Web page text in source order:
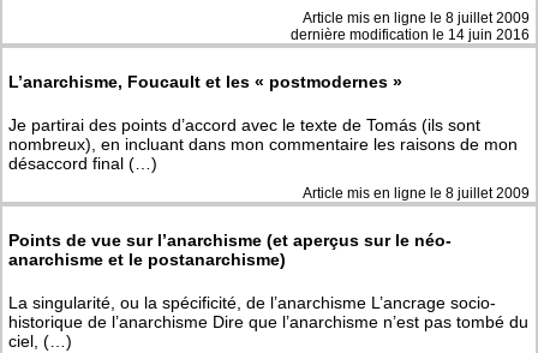
Article mis en ligne le 8 juillet 2009
dernière modification le 14 juin 2016
L’anarchisme, Foucault et les « postmodernes »
Je partirai des points d’accord avec le texte de Tomás (ils sont
nombreux), en incluant dans mon commentaire les raisons de mon
désaccord final (…)
Article mis en ligne le 8 juillet 2009
Points de vue sur l’anarchisme (et aperçus sur le néo-
anarchisme et le postanarchisme)
La singularité, ou la spécificité, de l’anarchisme L’ancrage socio-
historique de l’anarchisme Dire que l’anarchisme n’est pas tombé du
ciel, (…)